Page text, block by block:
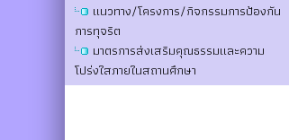
แนวทาง/โครงการ/กิจกรรมการป้องกัน
การทุจริต
มาตรการส่งเสริมคุณธรรมและความ
โปร่งใสภายในสถานศึกษา